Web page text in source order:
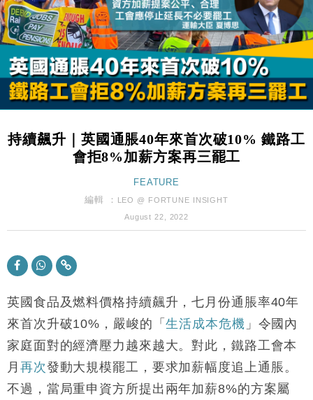
15:47
財經｜恒隆10月換帥 玩具「反」斗城亞洲CEO蔡德
粦接任
15:11
財經｜韓股反覆波動收跌 連挫7周創逾3年最長跌勢
13:44
財經｜內地7月美元計價出口增近24%勝預期 貿易順
差達1125億美元
12:44
財經｜日本春季三度入市撐日圓 4月單日斥6.28萬億
11:12
國際｜特朗普料美伊戰事快結束 承認部分彈藥庫存緊
財經｜SA售股自救後再出手 斥4億美元押注未上市公
財經｜華僑銀行上半年淨利創新高 中期息增15%至
47仙
17:33
及消費表現
損失近6900萬元
16:05
財經｜日經失守6.5萬點後回穩 全周仍升近2%
粦接任
15:11
財經｜韓股反覆波動收跌 連挫7周創逾3年最長跌勢
持續飆升｜英國通脹40年來首次破10% 鐵路工
會拒8%加薪方案再三罷工
FEATURE
編輯 ：
LEO @ FORTUNE INSIGHT
August 22, 2022
英國食品及燃料價格持續飆升，七月份通脹率40年
來首次升破10%，嚴峻的「生活成本危機 」令國內
家庭面對的經濟壓力越來越大。對此，鐵路工會本
月 再次發動大規模罷工，要求加薪幅度追上通脹。
不過，當局重申資方所提出兩年加薪8%的方案屬